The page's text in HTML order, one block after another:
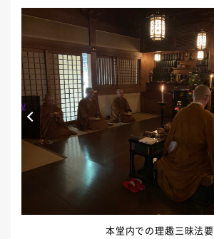
本堂内での理趣三昧法要
Prev